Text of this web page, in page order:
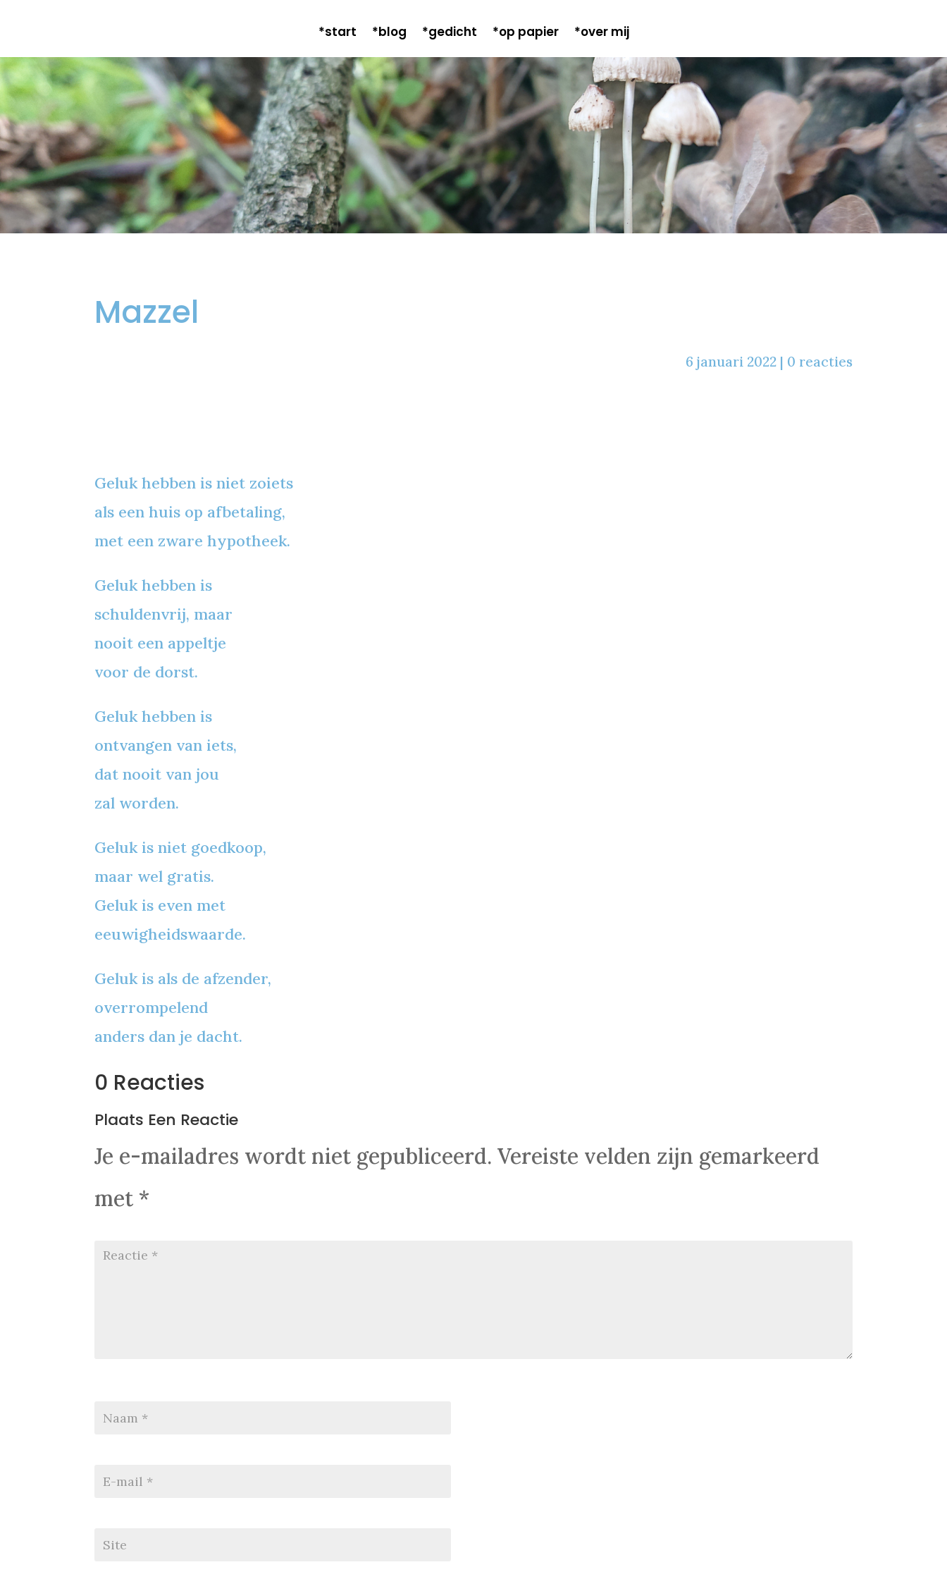
*start *blog *gedicht *op papier *over mij
Mazzel
6 januari 2022 | 0 reacties
Geluk hebben is niet zoiets
als een huis op afbetaling,
met een zware hypotheek.
Geluk hebben is
schuldenvrij, maar
nooit een appeltje
voor de dorst.
Geluk hebben is
ontvangen van iets,
dat nooit van jou
zal worden.
Geluk is niet goedkoop,
maar wel gratis.
Geluk is even met
eeuwigheidswaarde.
Geluk is als de afzender,
overrompelend
anders dan je dacht.
0 Reacties
Plaats Een Reactie
Je e-mailadres wordt niet gepubliceerd. Vereiste velden zijn gemarkeerd
met *